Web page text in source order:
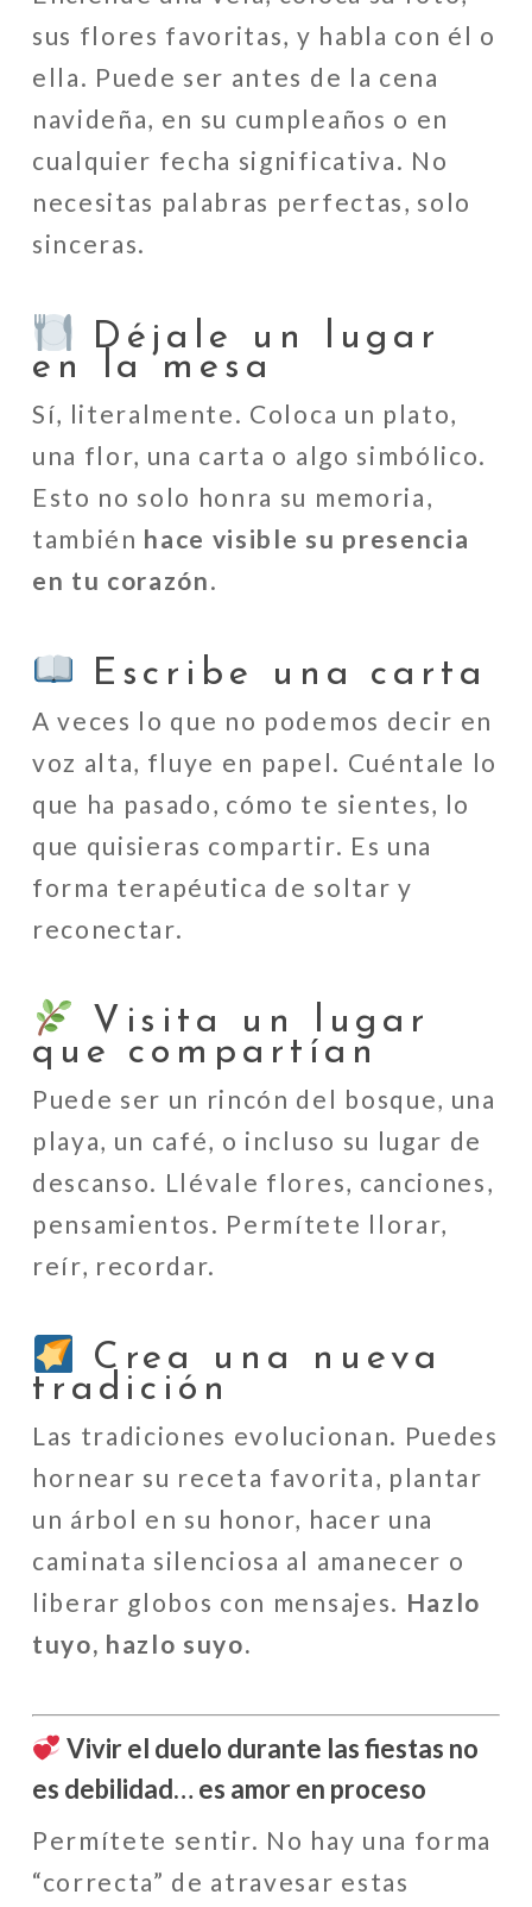
sus flores favoritas, y habla con él o
ella. Puede ser antes de la cena
navideña, en su cumpleaños o en
cualquier fecha significativa. No
necesitas palabras perfectas, solo
sinceras.
Déjale un lugar
en la mesa
Sí, literalmente. Coloca un plato,
una flor, una carta o algo simbólico.
Esto no solo honra su memoria,
también hace visible su presencia
en tu corazón.
Escribe una carta
A veces lo que no podemos decir en
voz alta, fluye en papel. Cuéntale lo
que ha pasado, cómo te sientes, lo
que quisieras compartir. Es una
forma terapéutica de soltar y
reconectar.
Visita un lugar
que compartían
Puede ser un rincón del bosque, una
playa, un café, o incluso su lugar de
descanso. Llévale flores, canciones,
pensamientos. Permítete llorar,
reír, recordar.
Crea una nueva
tradición
Las tradiciones evolucionan. Puedes
hornear su receta favorita, plantar
un árbol en su honor, hacer una
caminata silenciosa al amanecer o
liberar globos con mensajes. Hazlo
tuyo, hazlo suyo.
Vivir el duelo durante las fiestas no
es debilidad… es amor en proceso
Permítete sentir. No hay una forma
“correcta” de atravesar estas